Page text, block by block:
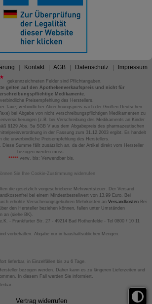
Kontakt AGB Datenschutz Impressum
gekennzeichneten Felder sind Pflichtangaben.
gelten auf den Apothekenverkaufspreis und nicht für
Medikamente.
Preisempfehlung des Herstellers.
Taxe; verbindlicher Abrechnungspreis nach der Großen Deutschen
bei Abgabe von nicht verschreibungspflichtigen Medikamenten zu
(z.B. bei Verschreibung des Medikaments an Kinder
§129 Abs. 5a SGB V aus dem Abgabepreis des pharmazeutischen
in der Fassung zum 31.12.2003 ergibt. Es handelt
die unverbindliche Preisempfehlung des Herstellers.
Summe fällt zusätzlich an, da der Artikel direkt vom Hersteller
bezogen werden muss.
*****verw. bis: Verwendbar bis.
Sie Ihre Cookie-Zustimmung widerrufen
die gesetzlich vorgeschriebene Mehrwertsteuer. Der Versand
bei einem Mindestbestellwert von 13,99 Euro. Bei
erhöhte Versicherungsgebühren Mehrkosten an VersandkostenBei
den Hersteller beziehen können, fallen unter Umständen
an (siehe BK).
- Frankfurter Str. 27 - 49214 Bad Rothenfelde - Tel 0800 / 10 11
vorbehalten. Abgabe nur in haushaltsüblichen Mengen.
lieferbar, in Einzelfällen bis zu 6 Tage.
bezogen werden. Daher kann es zu längeren Lieferzeiten und
In diesem Fall werden Sie informiert.
Vertrag widerrufen